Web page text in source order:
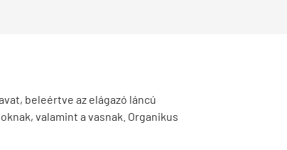
beleértve az elágazó láncú
valamint a vasnak. Organikus